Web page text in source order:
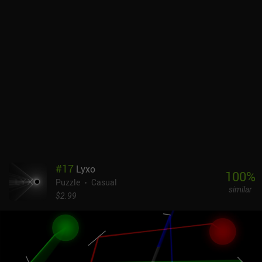
#17 Lyxo
Puzzle
Casual
$2.99
100%
similar